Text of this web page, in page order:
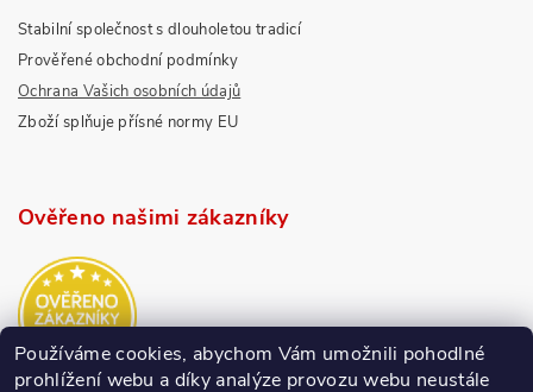
Stabilní společnost s dlouholetou tradicí
Prověřené obchodní podmínky
Ochrana Vašich osobních údajů
Zboží splňuje přísné normy EU
Ověřeno našimi zákazníky
Používáme cookies, abychom Vám umožnili pohodlné
prohlížení webu a díky analýze provozu webu neustále